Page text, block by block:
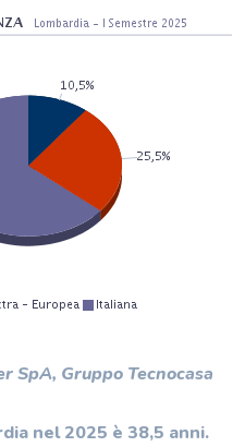
SpA, Gruppo Tecnocasa
nel 2025 è 38,5 anni.